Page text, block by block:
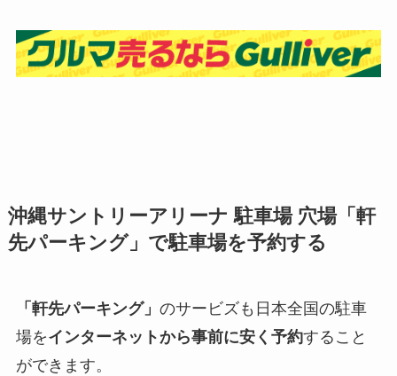
沖縄サントリーアリーナ 駐車場 穴場「軒
先パーキング」で駐車場を予約する
「軒先パーキング」 のサービズも日本全国の駐車
場をインターネットから事前に安く予約すること
ができます。